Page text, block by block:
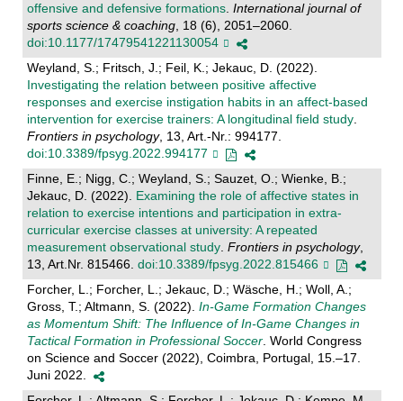
offensive and defensive formations. International journal of
sports science & coaching, 18 (6), 2051–2060.
doi:10.1177/17479541221130054
Weyland, S.; Fritsch, J.; Feil, K.; Jekauc, D. (2022).
Investigating the relation between positive affective
responses and exercise instigation habits in an affect-based
intervention for exercise trainers: A longitudinal field study.
Frontiers in psychology, 13, Art.-Nr.: 994177.
doi:10.3389/fpsyg.2022.994177
Finne, E.; Nigg, C.; Weyland, S.; Sauzet, O.; Wienke, B.;
Jekauc, D. (2022). Examining the role of affective states in
relation to exercise intentions and participation in extra-
curricular exercise classes at university: A repeated
measurement observational study. Frontiers in psychology,
13, Art.Nr. 815466. doi:10.3389/fpsyg.2022.815466
Forcher, L.; Forcher, L.; Jekauc, D.; Wäsche, H.; Woll, A.;
Gross, T.; Altmann, S. (2022). In-Game Formation Changes
as Momentum Shift: The Influence of In-Game Changes in
Tactical Formation in Professional Soccer. World Congress
on Science and Soccer (2022), Coimbra, Portugal, 15.–17.
Juni 2022.